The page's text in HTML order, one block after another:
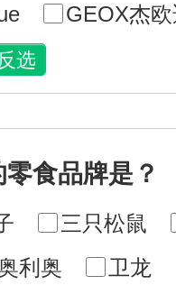
GEOX杰
食品牌是？
三只松鼠
利奥
卫龙